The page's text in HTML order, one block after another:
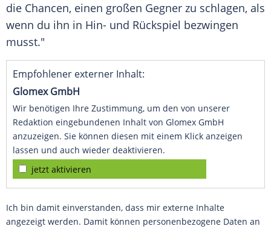
die Chancen, einen großen Gegner zu schlagen, als
wenn du ihn in Hin- und Rückspiel bezwingen
musst."
Empfohlener externer Inhalt:
Glomex GmbH
Wir benötigen Ihre Zustimmung, um den von unserer
Redaktion eingebundenen Inhalt von Glomex GmbH
anzuzeigen. Sie können diesen mit einem Klick anzeigen
lassen und auch wieder deaktivieren.
jetzt aktivieren
Ich bin damit einverstanden, dass mir externe Inhalte
angezeigt werden. Damit können personenbezogene Daten an